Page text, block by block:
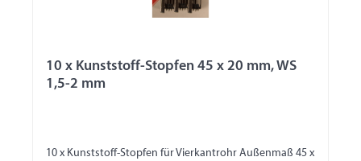
10 x Kunststoff-Stopfen 45 x 20 mm, WS
1,5-2 mm
10 x Kunststoff-Stopfen für Vierkantrohr Außenmaß 45 x